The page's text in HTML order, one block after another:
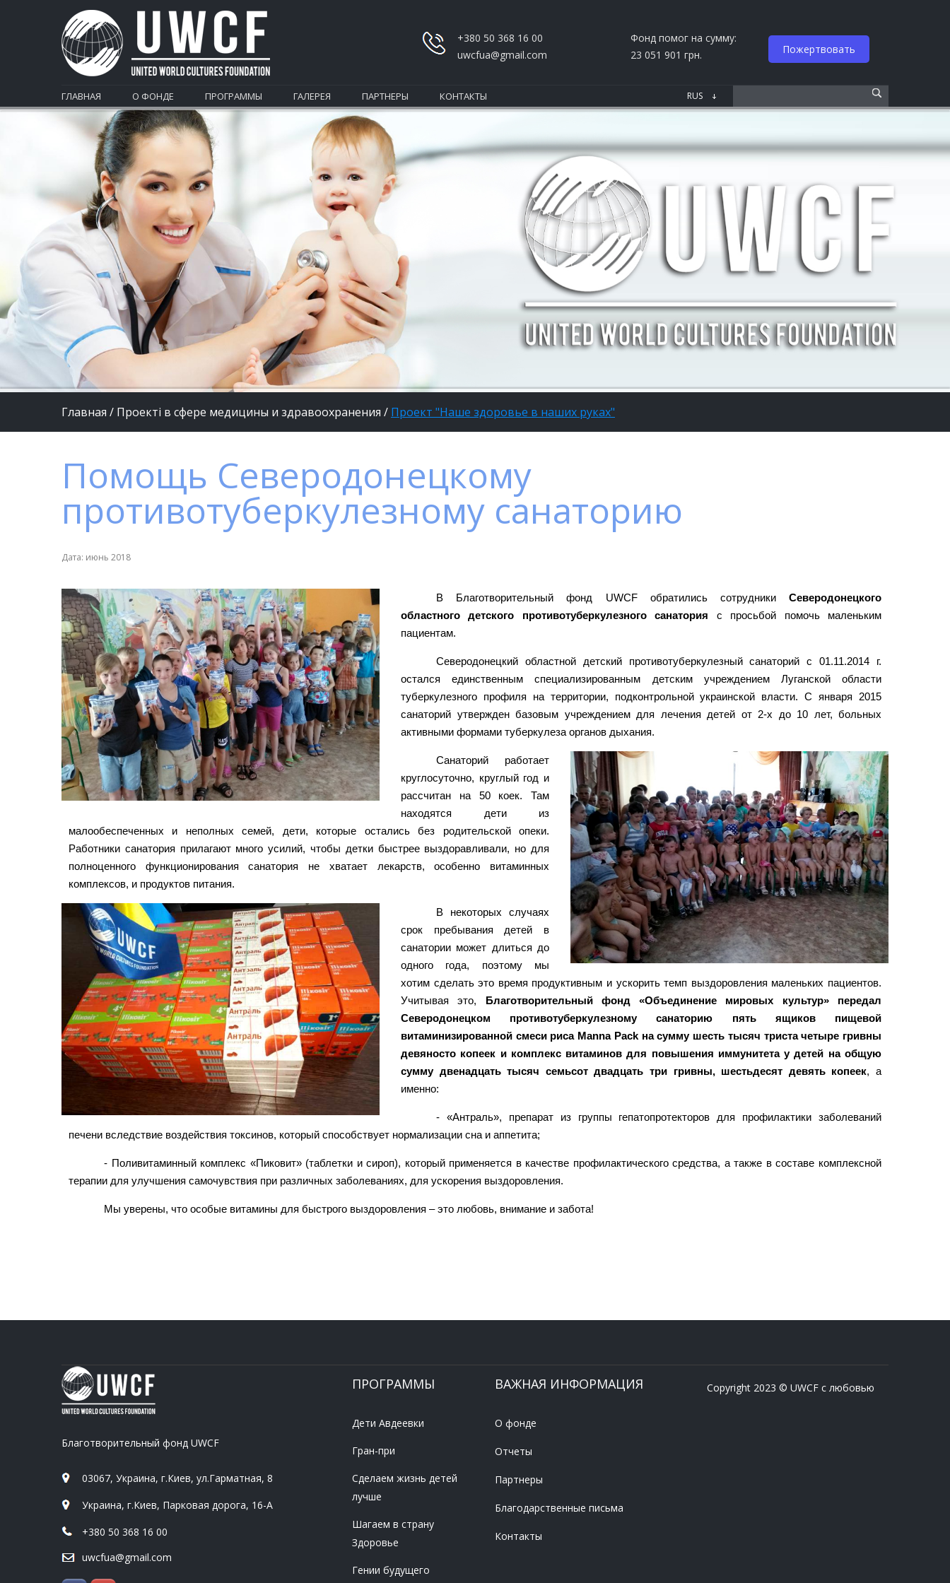
+380 50 368 16 00
uwcfua@gmail.com
Фонд помог на сумму:
23 051 901 грн.
Пожертвовать
ГЛАВНАЯ О ФОНДЕ ПРОГРАММЫ ГАЛЕРЕЯ ПАРТНЕРЫ КОНТАКТЫ
Главная / Проекті в сфере медицины и здравоохранения / Проект "Наше здоровье в наших руках"
Помощь Северодонецкому
противотуберкулезному санаторию
Дата: июнь 2018
В Благотворительный фонд UWCF обратились сотрудники Северодонецкого
областного детского противотуберкулезного санатория с просьбой помочь маленьким
пациентам.
Северодонецкий областной детский противотуберкулезный санаторий с 01.11.2014 г.
остался единственным специализированным детским учреждением Луганской области
туберкулезного профиля на территории, подконтрольной украинской власти. С января 2015
санаторий утвержден базовым учреждением для лечения детей от 2-х до 10 лет, больных
активными формами туберкулеза органов дыхания.
Санаторий работает
круглосуточно, круглый год и
рассчитан на 50 коек. Там
находятся дети из
малообеспеченных и неполных семей, дети, которые остались без родительской опеки.
Работники санатория прилагают много усилий, чтобы детки быстрее выздоравливали, но для
полноценного функционирования санатория не хватает лекарств, особенно витаминных
комплексов, и продуктов питания.
В некоторых случаях
срок пребывания детей в
санатории может длиться до
одного года, поэтому мы
хотим сделать это время продуктивным и ускорить темп выздоровления маленьких пациентов.
Учитывая это, Благотворительный фонд «Объединение мировых культур» передал
Северодонецком противотуберкулезному санаторию пять ящиков пищевой
витаминизированной смеси риса Manna Pack на сумму шесть тысяч триста четыре гривны
девяносто копеек и комплекс витаминов для повышения иммунитета у детей на общую
сумму двенадцать тысяч семьсот двадцать три гривны, шестьдесят девять копеек, а
именно:
- «Антраль», препарат из группы гепатопротекторов для профилактики заболеваний
печени вследствие воздействия токсинов, который способствует нормализации сна и аппетита;
- Поливитаминный комплекс «Пиковит» (таблетки и сироп), который применяется в качестве профилактического средства, а также в составе комплексной
терапии для улучшения самочувствия при различных заболеваниях, для ускорения выздоровления.
Мы уверены, что особые витамины для быстрого выздоровления – это любовь, внимание и забота!
Благотворительный фонд UWCF
03067, Украина, г.Киев, ул.Гарматная, 8
Украина, г.Киев, Парковая дорога, 16-А
+380 50 368 16 00
uwcfua@gmail.com
ПРОГРАММЫ
Дети Авдеевки
Гран-при
Сделаем жизнь детей
лучше
Шагаем в страну
Здоровье
Гении будущего
ВАЖНАЯ ИНФОРМАЦИЯ
О фонде
Отчеты
Партнеры
Благодарственные письма
Контакты
Copyright 2023 © UWCF с любовью